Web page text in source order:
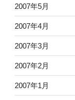
2007年5月
2007年4月
2007年3月
2007年2月
2007年1月